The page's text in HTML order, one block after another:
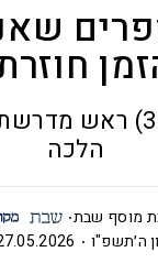
אילנה חדד (39)
הלכה
מוסף שבת
ה׳תשפ"ו
| 18:57